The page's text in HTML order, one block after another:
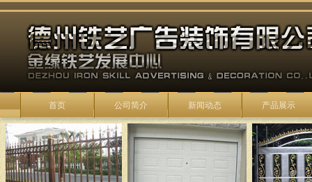
首页 公司简介 新闻动态 产品展示